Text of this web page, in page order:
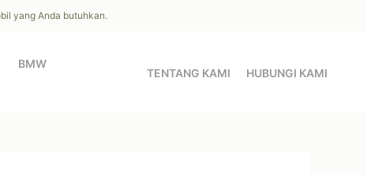
yang Anda butuhkan.
BMW
TENTANG KAMI HUBUNGI KAMI